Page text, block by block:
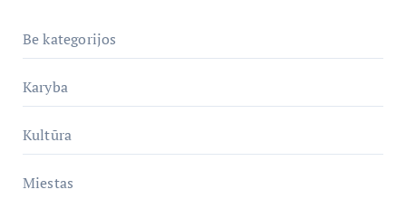
Be kategorijos
Karyba
Kultūra
Miestas